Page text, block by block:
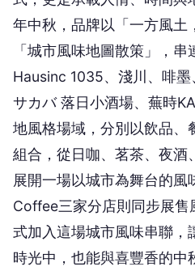
年中秋，品牌以「一方風土
「城市風味地圖散策」，串
Hausinc 1035、淺川、啡
サカバ 落日小酒場、蕪時
地風格場域，分別以飲品、
組合，從日咖、茗茶、夜酒
展開一場以城市為舞台的風
Coffee三家分店則同步展售
式加入這場城市風味串聯，
時光中，也能與喜豐香的中